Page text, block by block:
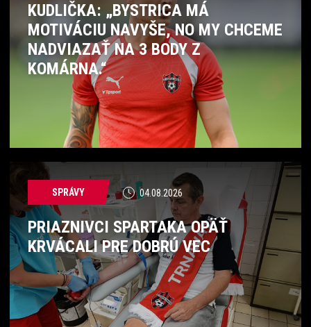
KUDLIČKA: „BYSTRICA MÁ
MOTIVÁCIU NAVYŠE, NO MY CHCEME
NADVIAZAŤ NA 3 BODY Z
KOMÁRNA.“
SPRÁVY 04.08.2026
PRIAZNIVCI SPARTAKA OPÄŤ
KRVÁCALI PRE DOBRÚ VEC